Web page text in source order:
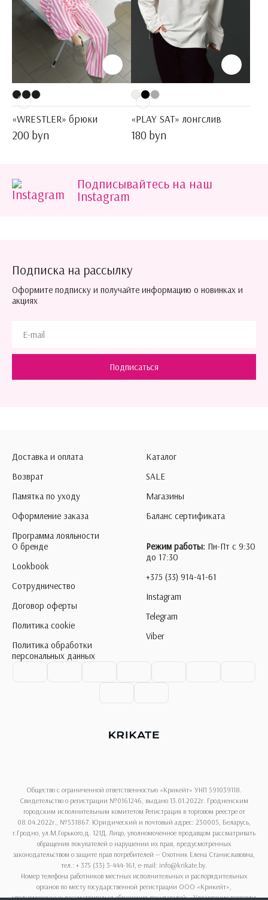
«WRESTLER» брюки
200 byn
«PLAY SAT» лонгслив
180 byn
Подписывайтесь на наш
Instagram
Подписка на рассылку
Оформите подписку и получайте информацию о новинках и
акциях
Подписаться
Доставка и оплата
Возврат
Памятка по уходу
Оформление заказа
Программа лояльности
Каталог
SALE
Магазины
Баланс сертификата
О бренде
Lookbook
Сотрудничество
Договор оферты
Политика cookie
Политика обработки
персональных данных
Режим работы: Пн-Пт с 9:30
до 17:30
+375 (33) 914-41-61
Instagram
Telegram
Viber
Общество с ограниченной ответственностью «Крикейт» УНП 591039118.
Свидетельство о регистрации №0161246, выдано 13.01.2022г. Гродненским
городским исполнительным комитетом Регистрация в торговом реестре от
08.04.2022г., №531867. Юридический и почтовый адрес: 230005, Беларусь,
г.Гродно, ул.М.Горького,д. 121Д. Лицо, уполномоченное продавцом рассматривать
обращения покупателей о нарушении их прав, предусмотренных
законодательством о защите прав потребителей — Охотник Елена Станиславовна,
тел.: + 375 (33) 3-444-161, e-mail: info@krikate.by.
Номер телефона работников местных исполнительных и распорядительных
органов по месту государственной регистрации ООО «Крикейт»,
уполномоченных рассматриваться обращения покупателей: «Управление торговли